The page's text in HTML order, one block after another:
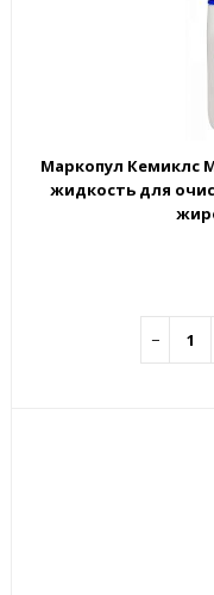
Маркопул Кемиклс
жидкость для
−